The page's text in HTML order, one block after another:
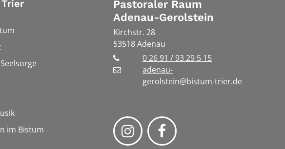
im Bistum
Pastoraler Raum
Adenau-Gerolstein
Kirchstr. 28
53518Adenau
0 26 91 / 93 29 5 15
adenau-
gerolstein@bistum-trier.de